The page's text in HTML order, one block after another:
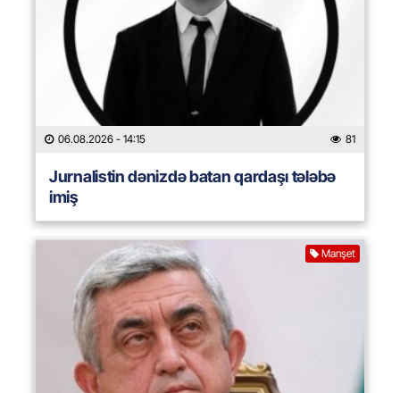
06.08.2026 - 14:15 81
Jurnalistin dənizdə batan qardaşı tələbə
imiş
Manşet